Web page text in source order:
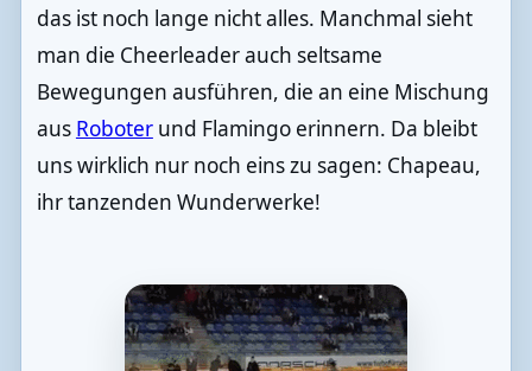
das ist noch lange nicht alles. Manchmal sieht
man die Cheerleader auch seltsame
Bewegungen ausführen, die an eine Mischung
aus Roboterund Flamingo erinnern. Da bleibt
uns wirklich nur noch eins zu sagen: Chapeau,
ihr tanzenden Wunderwerke!